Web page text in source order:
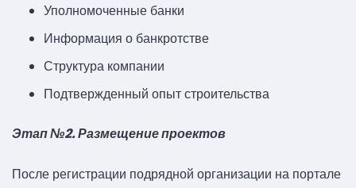
Уполномоченные банки
Информация о банкротстве
Структура компании
Подтвержденный опыт строительства
Этап №2. Размещение проектов
После регистрации подрядной организации на портале